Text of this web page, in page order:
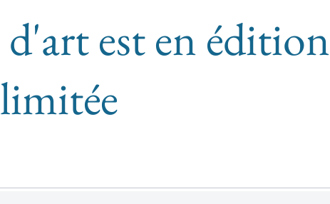
est en édition
limitée